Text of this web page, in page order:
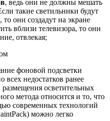
, ведь они не должны мешать
такие светильники будут
то они создадут на экране
вблизи телевизора, то они
отвлекая;
фоновой подсветки
всех недостатков ранее
осветительных
метода относится и то, что
современных технологий
можно легко